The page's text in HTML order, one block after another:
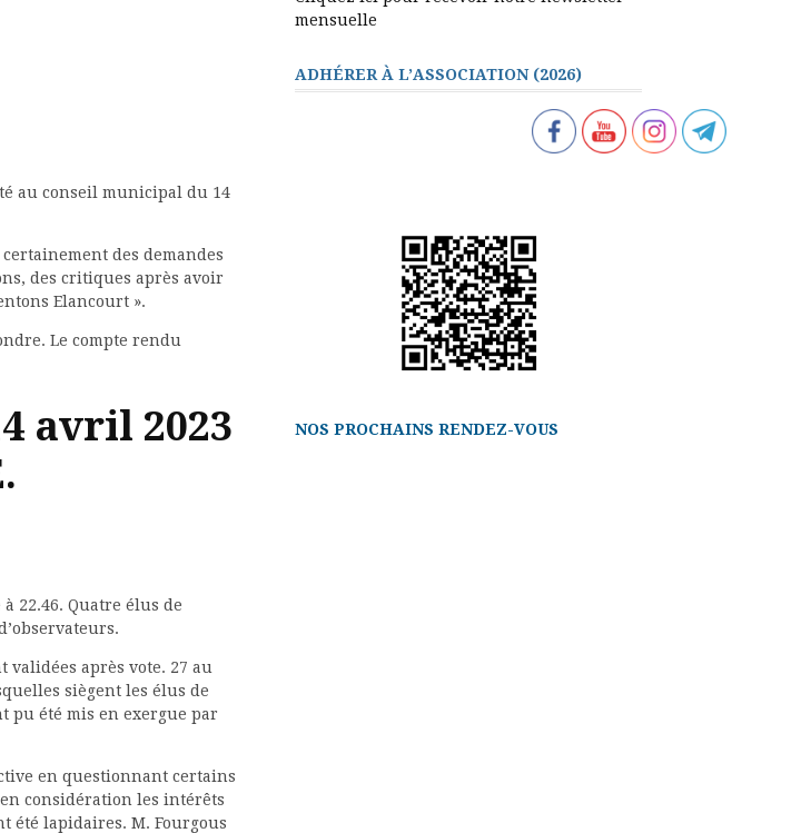
au conseil municipal du 14
des demandes
des critiques après avoir
Elancourt ».
Le compte rendu
avril 2023
22.46. Quatre élus de
après vote. 27 au
siègent les élus de
pu été mis en exergue par
en questionnant certains
considération les intérêts
été lapidaires. M. Fourgous
mensuelle
ADHÉRER À L’ASSOCIATION (2026)
NOS PROCHAINS RENDEZ-VOUS